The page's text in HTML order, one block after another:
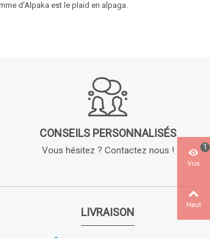
d’Alpaka est le plaid en alpaga.
CONSEILS PERSONNALISÉS
Vous hésitez ? Contactez nous !
LIVRAISON
Vus
1
Haut